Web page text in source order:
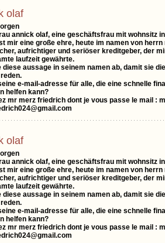
olaf
annick olaf, eine geschäftsfrau mit wohnsitz
mir eine große ehre, heute im namen von
aufrichtiger und seriöser kreditgeber, der
laufzeit gewährte.
diese aussage in seinem namen ab, damit sie
e-mail-adresse für alle, die eine schnelle
helfen kann?
mr merz friedrich dont je vous passe le mail :
olaf
annick olaf, eine geschäftsfrau mit wohnsitz
mir eine große ehre, heute im namen von
aufrichtiger und seriöser kreditgeber, der
laufzeit gewährte.
diese aussage in seinem namen ab, damit sie
e-mail-adresse für alle, die eine schnelle
helfen kann?
mr merz friedrich dont je vous passe le mail :